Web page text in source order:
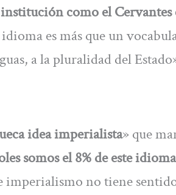
como el
es más que un
a la pluralidad del
idea imperialista» que
somos el 8% de este idioma
no tiene